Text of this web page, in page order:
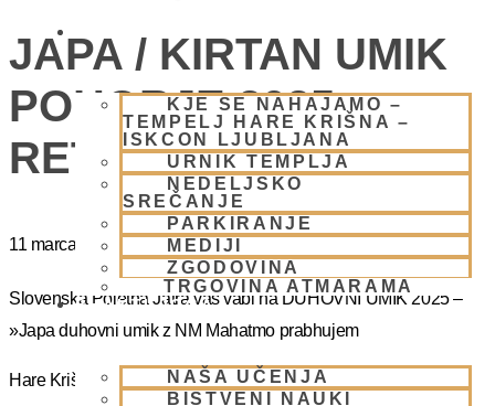
KJE SE NAHAJAMO –
TEMPELJ HARE KRIŠNA –
ISKCON LJUBLJANA
URNIK TEMPLJA
NEDELJSKO
SREČANJE
PARKIRANJE
MEDIJI
ZGODOVINA
TRGOVINA ATMARAMA
BHAKTI JOGA
NAŠA UČENJA
BISTVENI NAUKI
JAPA / KIRTAN UMIK
POHORJE 2025 –
RETRET SLOVENIA
11 marca
Slovenska Poletna Jatra vas vabi na DUHOVNI UMIK 2025 –
»Japa duhovni umik z NM Mahatmo prabhujem
Hare Krišna, dragi bhakte!